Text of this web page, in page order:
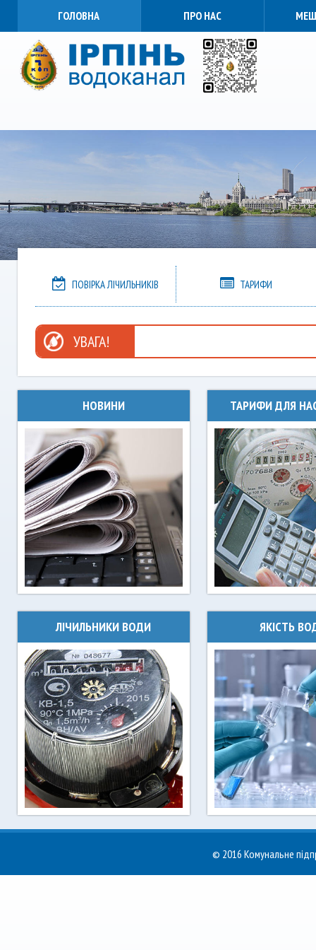
ГОЛОВНА ПРО НАС
ПОВІРКА ЛІЧИЛЬНИКІВ ТАРИФИ
УВАГА!
НОВИНИ
Останні новини Ірпінь
водоканалу
ТАРИФИ ДЛЯ
Чинні тарифи на
для населення
ЛІЧИЛЬНИКИ ВОДИ ЯКІСТЬ
© 2016 Комунальне